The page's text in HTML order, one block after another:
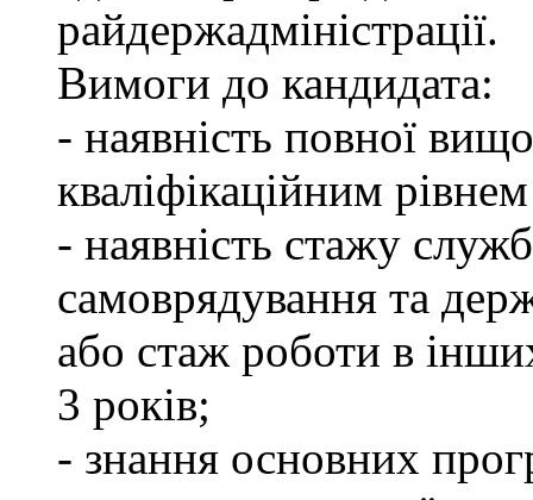
райдержадміністрації.
Вимоги до кандидата:
- наявність повної
кваліфікаційним
- наявність стажу
самоврядування та
або стаж роботи в
3 років;
- знання основних